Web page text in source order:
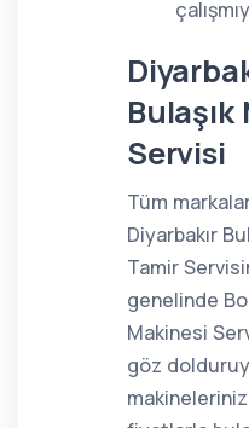
Servisi
Tüm
Diyarbakır
Tamir
genelinde
Makinesi
göz